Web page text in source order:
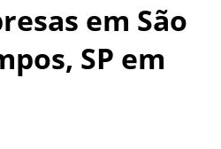
em São
SP em